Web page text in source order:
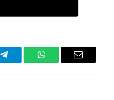
Telegram WhatsAppEmail